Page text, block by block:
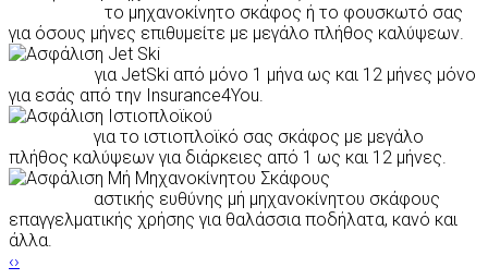
το μηχανοκίνητο σκάφος ή το φουσκωτό σας
για όσους μήνες επιθυμείτε με μεγάλο πλήθος καλύψεων.
για JetSki από μόνο 1 μήνα ως και 12 μήνες μόνο
για εσάς από την Insurance4You.
για το ιστιοπλοϊκό σας σκάφος με μεγάλο
πλήθος καλύψεων για διάρκειες από 1 ως και 12 μήνες.
αστικής ευθύνης μή μηχανοκίνητου σκάφους
επαγγελματικής χρήσης για θαλάσσια ποδήλατα, κανό και
άλλα.
‹›